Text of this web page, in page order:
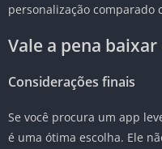
personalização comparado
Vale a pena baixar
Considerações finais
Se você procura um app
é uma ótima escolha. Ele